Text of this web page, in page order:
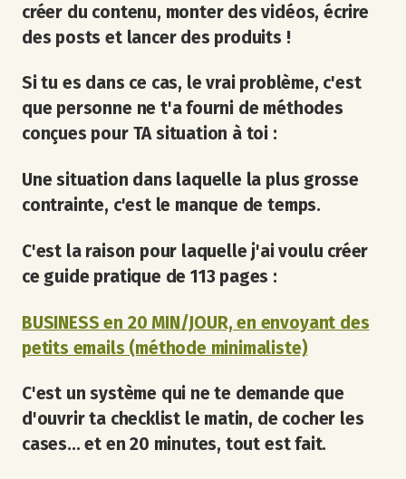
créer du contenu, monter des vidéos, écrire
des posts et lancer des produits !
Si tu es dans ce cas, le vrai problème, c'est
que personne ne t'a fourni de méthodes
conçues pour TA situation à toi :
Une situation dans laquelle la plus grosse
contrainte, c'est le manque de temps.
C'est la raison pour laquelle j'ai voulu créer
ce guide pratique de 113 pages :
BUSINESS en 20 MIN/JOUR, en envoyant des
petits emails (méthode minimaliste)
C'est un système qui ne te demande que
d'ouvrir ta checklist le matin, de cocher les
cases... et en 20 minutes, tout est fait.